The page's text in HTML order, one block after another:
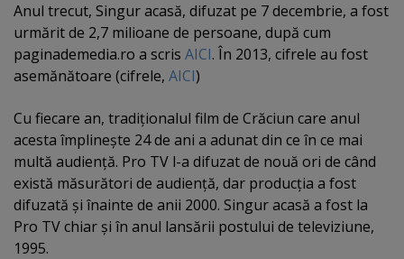
Anul trecut, Singur acasă, difuzat pe 7 decembrie, a fost
urmărit de 2,7 milioane de persoane, după cum
paginademedia.ro a scris AICI. În 2013, cifrele au fost
asemănătoare (cifrele, AICI)
Cu fiecare an, tradiţionalul film de Crăciun care anul
acesta împlineşte 24 de ani a adunat din ce în ce mai
multă audienţă. Pro TV l-a difuzat de nouă ori de când
există măsurători de audienţă, dar producţia a fost
difuzată şi înainte de anii 2000. Singur acasă a fost la
Pro TV chiar şi în anul lansării postului de televiziune,
1995.